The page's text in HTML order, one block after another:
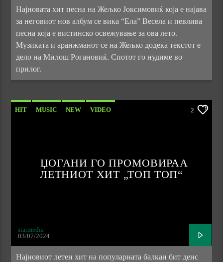
Најновата хит песна на Жељко Јоксимовиќ која е најава
за неговиот нов албум се вика “Ела” Весела и певлива
песна која е вистинско освежување за ова лето.
Музиката и аранжманот се на Жељко додека текстот е
дело на Милош Рогановиќ. Спотот го нудиме во
прилог.
HIT MUSIC NEW VIDEO 2
ЏОГАНИ ГО ПРОМОВИРАА
ЛЕТНИОТ ХИТ „ТОП ТОП“
starmedia
03/07/2024
Најновиот летен хит на популарната балкан бит денс